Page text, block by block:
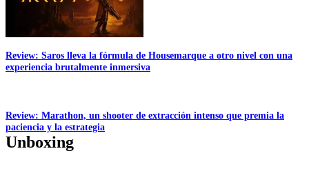
Review: Saros lleva la fórmula de Housemarque a otro nivel con una
experiencia brutalmente inmersiva
Review: Marathon, un shooter de extracción intenso que premia la
paciencia y la estrategia
Unboxing